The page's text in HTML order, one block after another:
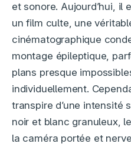
et sonore. Aujourd’hui, il
un film culte, une
cinématographique
montage épileptique,
plans presque
individuellement.
transpire d’une intensité
noir et blanc granuleux,
la caméra portée et